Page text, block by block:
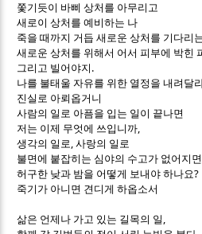
쫓기듯이 바삐 상처를 아무리고
새로이 상처를 예비하는 나
죽을 때까지 거듭 새로운 상처를 기다리
새로운 상처를 위해서 어서 피부에 박힌
그리고 빌어야지 .
나를 불태울 자유를 위한 열정을 내려달
진실로 아뢰옵거니
사람의 일로 아픔을 입는 일이 끝나면
저는 이제 무엇에 쓰입니까,
생각의 일로 ,사랑의 일로
불면에 붙잡히는 심야의 수고가 없어지면
허구한 낮과 밤을 어떻게 보내야 하나요?
죽기가 아니면 견디게 하옵소서
삶은 언제나 가고 있는 길목의 일 ,